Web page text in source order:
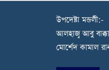
উপদেষ্টা মন্ডলী:-
আলহাজ্ব আবু
মোর্শেদ কামাল